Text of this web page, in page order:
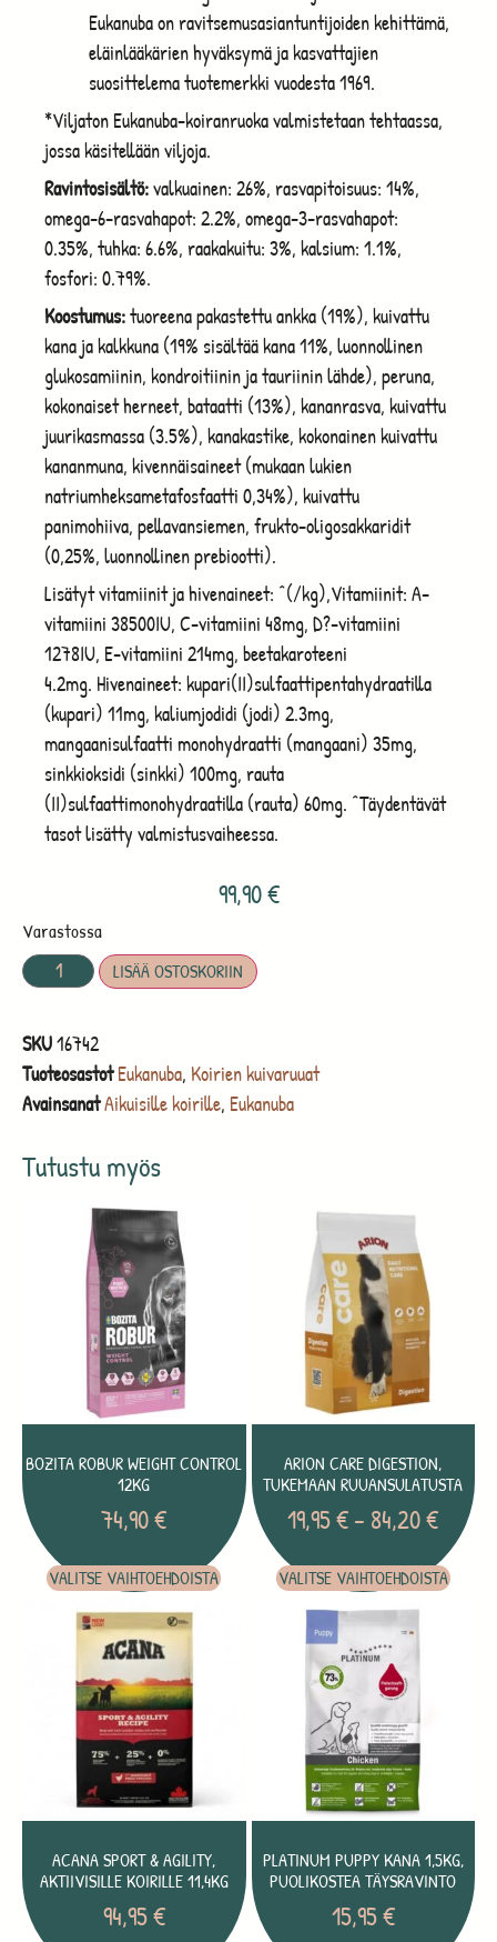
Tutustu myös
BOZITA ROBUR WEIGHT CONTROL
12KG
74,90€
VALITSE VAIHTOEHDOISTA
ARION CARE DIGESTION,
TUKEMAAN RUUANSULATUSTA
19,95€– 84,20€
VALITSE VAIHTOEHDOISTA
ACANA SPORT & AGILITY,
AKTIIVISILLE KOIRILLE 11,4KG
94,95€
PLATINUM PUPPY KANA 1,5KG,
PUOLIKOSTEA TÄYSRAVINTO
15,95€
Eukanuba on ravitsemusasiantuntijoiden kehittämä,
eläinlääkärien hyväksymä ja kasvattajien
suosittelema tuotemerkki vuodesta 1969.
*Viljaton Eukanuba-koiranruoka valmistetaan tehtaassa,
jossa käsitellään viljoja.
Ravintosisältö:valkuainen: 26%, rasvapitoisuus: 14%,
omega-6-rasvahapot: 2.2%, omega-3-rasvahapot:
0.35%, tuhka: 6.6%, raakakuitu: 3%, kalsium: 1.1%,
fosfori: 0.79%.
Koostumus:tuoreena pakastettu ankka (19%), kuivattu
kana ja kalkkuna (19% sisältää kana 11%, luonnollinen
glukosamiinin, kondroitiinin ja tauriinin lähde), peruna,
kokonaiset herneet, bataatti (13%), kananrasva, kuivattu
juurikasmassa (3.5%), kanakastike, kokonainen kuivattu
kananmuna, kivennäisaineet (mukaan lukien
natriumheksametafosfaatti 0,34%), kuivattu
panimohiiva, pellavansiemen, frukto-oligosakkaridit
(0,25%, luonnollinen prebiootti).
Lisätyt vitamiinit ja hivenaineet: ^(/kg),Vitamiinit: A-
vitamiini 38500IU, C-vitamiini 48mg, D?-vitamiini
1278IU, E-vitamiini 214mg, beetakaroteeni
4.2mg. Hivenaineet: kupari(II)sulfaattipentahydraatilla
(kupari) 11mg, kaliumjodidi (jodi) 2.3mg,
mangaanisulfaatti monohydraatti (mangaani) 35mg,
sinkkioksidi (sinkki) 100mg, rauta
(II)sulfaattimonohydraatilla (rauta) 60mg. ^Täydentävät
tasot lisätty valmistusvaiheessa.
99,90€
Varastossa
LISÄÄ OSTOSKORIIN
SKU16742
TuoteosastotEukanuba, Koirien kuivaruuat
AvainsanatAikuisille koirille, Eukanuba